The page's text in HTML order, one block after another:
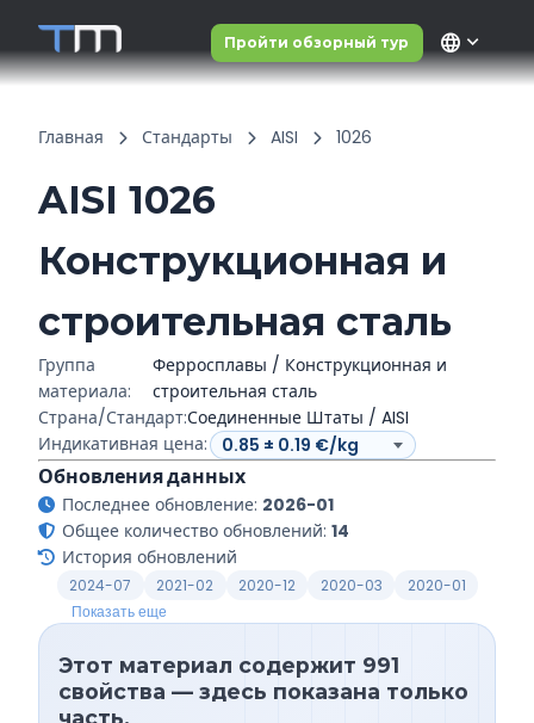
Пройти обзорный тур language
Главная Стандарты AISI 1026
AISI 1026
Конструкционная и
строительная сталь
Группа
материала:
Ферросплавы / Конструкционная и
строительная сталь
Страна/Стандарт:Соединенные Штаты / AISI
Индикативная цена:
Обновления данных
Последнее обновление: 2026-01
Общее количество обновлений: 14
История обновлений
2024-07 2021-02 2020-12 2020-03 2020-01
Показать еще
Этот материал содержит 991
свойства — здесь показана только
часть.